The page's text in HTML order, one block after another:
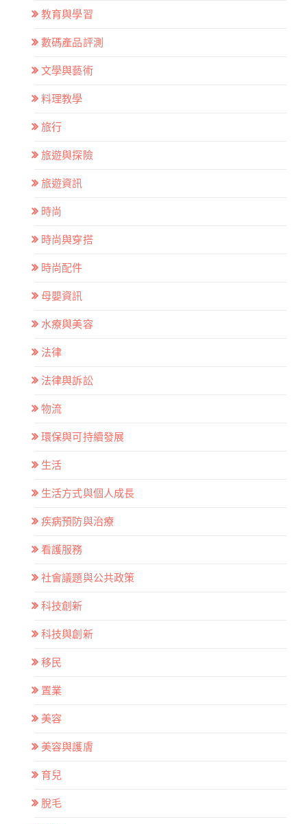
教育與學習
數碼產品評測
文學與藝術
料理教學
旅行
旅遊與探險
旅遊資訊
時尚
時尚與穿搭
時尚配件
母嬰資訊
水療與美容
法律
法律與訴訟
物流
環保與可持續發展
生活
生活方式與個人成長
疾病預防與治療
看護服務
社會議題與公共政策
科技創新
科技與創新
移民
置業
美容
美容與護膚
育兒
脫毛